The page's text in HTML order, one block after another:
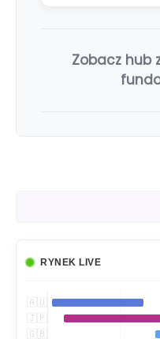
Zobacz hub
RYNEK LIVE
🇦🇺
🇯🇵
🇬🇧